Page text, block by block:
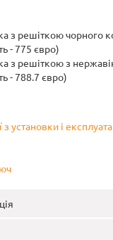
з решіткою чорного
- 775 євро)
з решіткою з
- 788.7 євро)
з установки і